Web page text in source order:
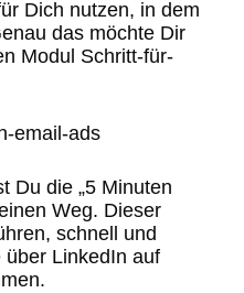
Dich nutzen, in dem
das möchte Dir
Modul Schritt-für-
Du die „5 Minuten
Weg. Dieser
schnell und
LinkedIn auf